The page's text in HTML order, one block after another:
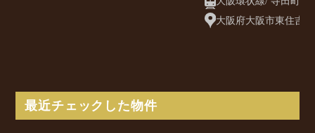
大阪府大阪市東住吉
最近チェックした物件